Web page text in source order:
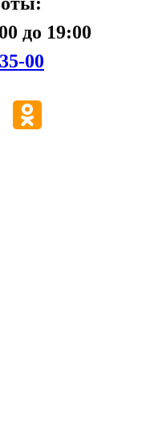
до 19:00
00